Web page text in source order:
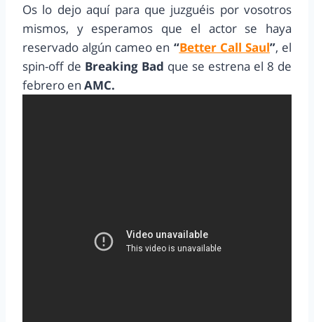
Os lo dejo aquí para que juzguéis por vosotros
mismos, y esperamos que el actor se haya
reservado algún cameo en “Better Call Saul”, el
spin-off de Breaking Bad que se estrena el 8 de
febrero en AMC.